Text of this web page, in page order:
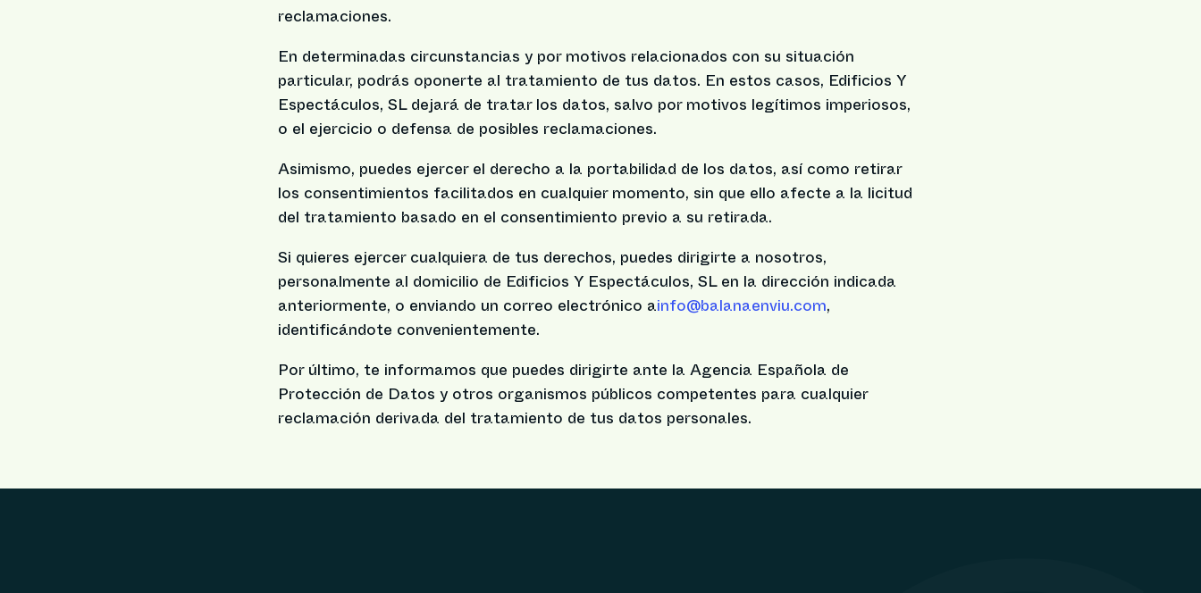
reclamaciones.
En determinadas circunstancias y por motivos relacionados con su situación
particular, podrás oponerte al tratamiento de tus datos. En estos casos, Edificios Y
Espectáculos, SL dejará de tratar los datos, salvo por motivos legítimos imperiosos,
o el ejercicio o defensa de posibles reclamaciones.
Asimismo, puedes ejercer el derecho a la portabilidad de los datos, así como retirar
los consentimientos facilitados en cualquier momento, sin que ello afecte a la licitud
del tratamiento basado en el consentimiento previo a su retirada.
Si quieres ejercer cualquiera de tus derechos, puedes dirigirte a nosotros,
personalmente al domicilio de Edificios Y Espectáculos, SL en la dirección indicada
anteriormente, o enviando un correo electrónico ainfo@balanaenviu.com,
identificándote convenientemente.
Por último, te informamos que puedes dirigirte ante la Agencia Española de
Protección de Datos y otros organismos públicos competentes para cualquier
reclamación derivada del tratamiento de tus datos personales.